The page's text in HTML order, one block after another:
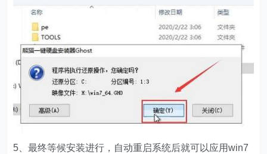
5、最终等候安装进行，自动重启系统后就可以应用win7